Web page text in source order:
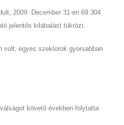
2009. December 31-én 69 304
jelentős kilábalást tükrözi.
volt, egyes szektorok gyorsabban
követő években folytatta